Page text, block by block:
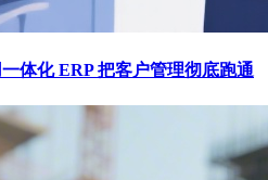
体化 ERP 把客户管理彻底跑通